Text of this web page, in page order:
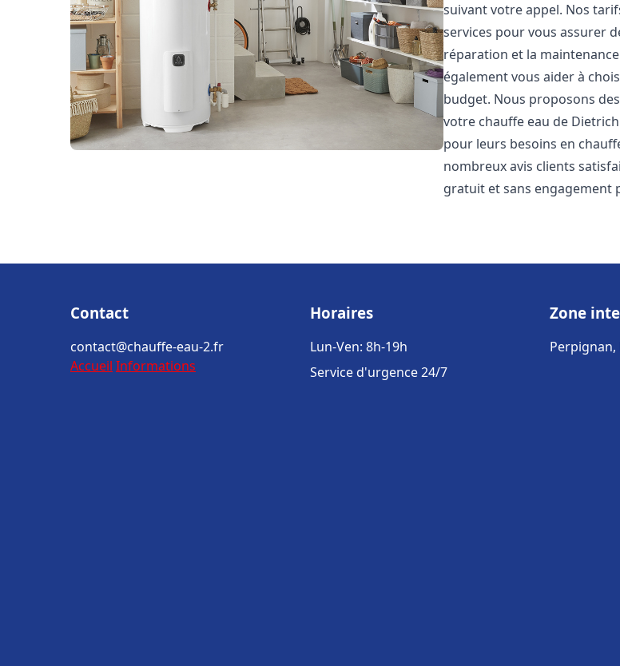
suivant votre appel. Nos
services pour vous assurer
réparation et la
également vous aider à
budget. Nous proposons
votre chauffe eau de Dietrich
pour leurs besoins en
nombreux avis clients
gratuit et sans engagement
Contact
contact@chauffe-eau-2.fr
Accueil Informations
Horaires
Lun-Ven: 8h-19h
Service d'urgence 24/7
Zone
Perpignan,